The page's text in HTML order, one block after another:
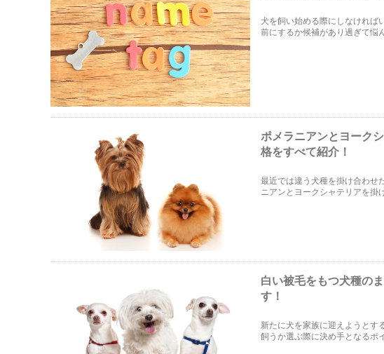
犬を飼い始める際にしなければ
前にするか候補があり過ぎて悩
ポメラニアンとヨーク
格をすべて紹介！
最近では違う犬種を掛け合わせ
ニアンとヨークシャテリアを掛
白い被毛をもつ犬種の
す！
新たに犬を家族に迎えようとす
飼うか選ぶ際に決め手となるポ